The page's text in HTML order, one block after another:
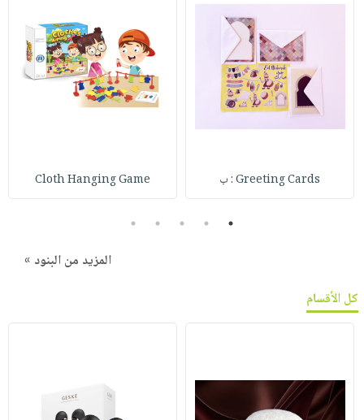
Greeting Cards : ب Cloth Hanging Game
1
2
3
4
5
المزيد من البنود »
كل الأقسام